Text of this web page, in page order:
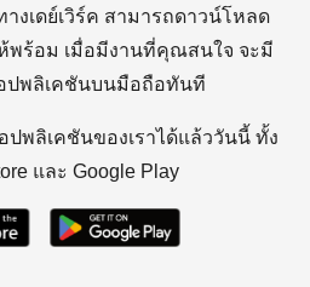
งเดย์เวิร์ค สามารถดาวน์โหลด
พร้อม เมื่อมีงานที่คุณสนใจ จะมี
ปพลิเคชันบนมือถือทันที
ปพลิเคชันของเราได้แล้ววันนี้ ทั้ง
และ Google Play